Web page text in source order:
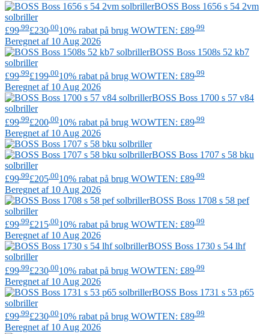
BOSS Boss 1656 s 54 2vm
solbriller
£99 .99£230 .0010% rabat på brug WOWTEN: £89 .99
Beregnet af 10 Aug 2026
BOSS Boss 1508s 52 kb7
solbriller
£99.99£199.0010% rabat på brug WOWTEN: £89.99
Beregnet af 10 Aug 2026
BOSS Boss 1700 s 57 v84
solbriller
£99 .99£200 .0010% rabat på brug WOWTEN: £89 .99
Beregnet af 10 Aug 2026
BOSS Boss 1707 s 58 bku
solbriller
£99 .99£205 .0010% rabat på brug WOWTEN: £89 .99
Beregnet af 10 Aug 2026
BOSS Boss 1708 s 58 pef
solbriller
£99.99£215.0010% rabat på brug WOWTEN: £89.99
Beregnet af 10 Aug 2026
BOSS Boss 1730 s 54 lhf
solbriller
£99 .99£230 .0010% rabat på brug WOWTEN: £89 .99
Beregnet af 10 Aug 2026
BOSS Boss 1731 s 53 p65
solbriller
£99 .99£230 .0010% rabat på brug WOWTEN: £89 .99
Beregnet af 10 Aug 2026